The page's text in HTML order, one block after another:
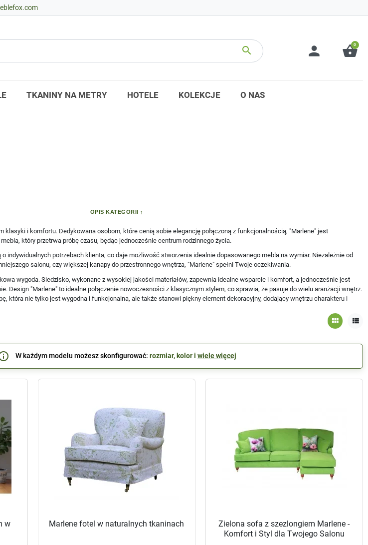
search person shopping_basket
0
TKANINY NA METRY HOTELE KOLEKCJE O NAS
OPIS KATEGORII
klasyki i komfortu. Dedykowana osobom, które cenią sobie elegancję połączoną z funkcjonalnością, "Marlene" jest
który przetrwa próbę czasu, będąc jednocześnie centrum rodzinnego życia.
indywidualnych potrzebach klienta, co daje możliwość stworzenia idealnie dopasowanego mebla na wymiar. Niezależnie od
salonu, czy większej kanapy do przestronnego wnętrza, "Marlene" spełni Twoje oczekiwania.
wygoda. Siedzisko, wykonane z wysokiej jakości materiałów, zapewnia idealne wsparcie i komfort, a jednocześnie jest
Design "Marlene" to idealne połączenie nowoczesności z klasycznym stylem, co sprawia, że pasuje do wielu aranżacji wnętrz.
która nie tylko jest wygodna i funkcjonalna, ale także stanowi piękny element dekoracyjny, dodający wnętrzu charakteru i
view_module view_list
W każdym modelu możesz skonfigurować: rozmiar, kolor i wiele więcej
w
Marlene fotel w naturalnych tkaninach
Zielona sofa z szezlongiem Marlene -
Komfort i Styl dla Twojego Salonu